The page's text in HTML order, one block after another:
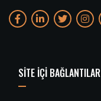
SİTE İÇİ BAĞLANTILAR